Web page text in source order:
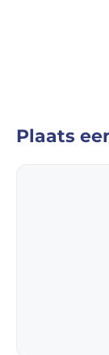
Plaats